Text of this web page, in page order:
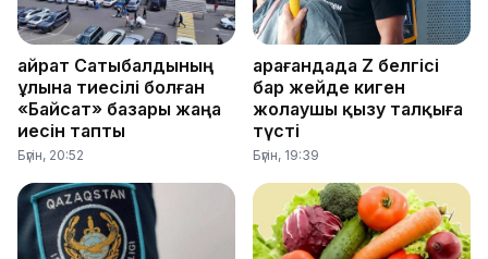
Қайрат Сатыбалдының
ұлына тиесілі болған
«Байсат» базары жаңа
иесін тапты
Бүгін, 20:52
Қарағандада Z белгісі
бар жейде киген
жолаушы қызу талқыға
түсті
Бүгін, 19:39